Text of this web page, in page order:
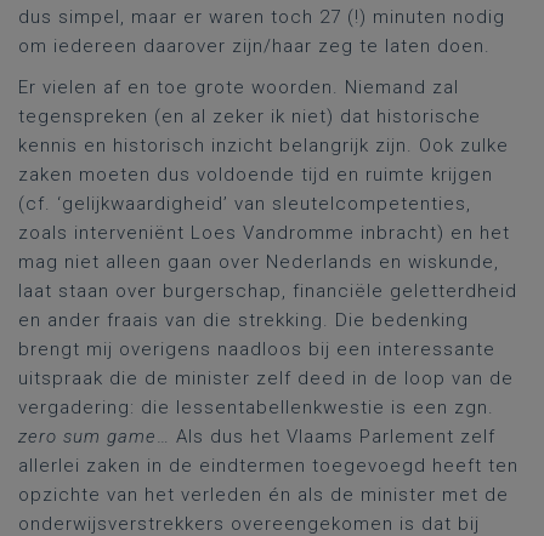
dus simpel, maar er waren toch 27 (!) minuten nodig
om iedereen daarover zijn/haar zeg te laten doen.
Er vielen af en toe grote woorden. Niemand zal
tegenspreken (en al zeker ik niet) dat historische
kennis en historisch inzicht belangrijk zijn. Ook zulke
zaken moeten dus voldoende tijd en ruimte krijgen
(cf. ‘gelijkwaardigheid’ van sleutelcompetenties,
zoals interveniënt Loes Vandromme inbracht) en het
mag niet alleen gaan over Nederlands en wiskunde,
laat staan over burgerschap, financiële geletterdheid
en ander fraais van die strekking. Die bedenking
brengt mij overigens naadloos bij een interessante
uitspraak die de minister zelf deed in de loop van de
vergadering: die lessentabellenkwestie is een zgn.
zero sum game… Als dus het Vlaams Parlement zelf
allerlei zaken in de eindtermen toegevoegd heeft ten
opzichte van het verleden én als de minister met de
onderwijsverstrekkers overeengekomen is dat bij